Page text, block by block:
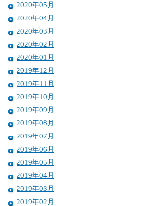
2020年05月
2020年04月
2020年03月
2020年02月
2020年01月
2019年12月
2019年11月
2019年10月
2019年09月
2019年08月
2019年07月
2019年06月
2019年05月
2019年04月
2019年03月
2019年02月